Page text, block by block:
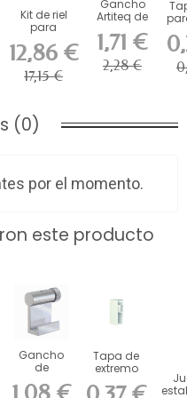
Kit de riel
para
cuadros
Artiteq
Click...
12,86 €
17,15 €
Gancho
Artiteq de
resistencia
kg con...
1,71 €
2,28 €
(0)
por el momento.
este producto
Gancho
de
Artiteq de
Tapa de
extremo
cuadros